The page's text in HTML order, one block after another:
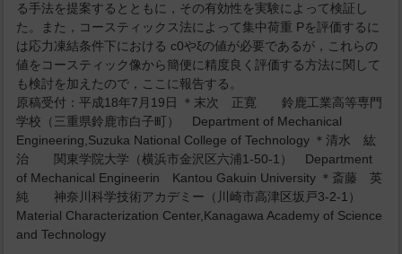
る手法を提案するとともに，その有効性を実験によって検証し
た。また，コースティックス法によって集中荷重 Pを評価するに
は応力凍結条件下における c0やξの値が必要であるが，これらの
値をコースティック像から簡便に精度良く評価する方法に関して
も検討を加えたので，ここに報告する。
原稿受付：平成18年7月19日 ＊末次 正寛 鈴鹿工業高等専門
学校（三重県鈴鹿市白子町） Department of Mechanical
Engineering,Suzuka National College of Technology ＊清水 紘
治 関東学院大学（横浜市金沢区六浦1-50-1） Department
of Mechanical Engineerin Kantou Gakuin University ＊斎藤 英
純 神奈川科学技術アカデミー（川崎市高津区坂戸3-2-1）
Material Characterization Center,Kanagawa Academy of Science
and Technology